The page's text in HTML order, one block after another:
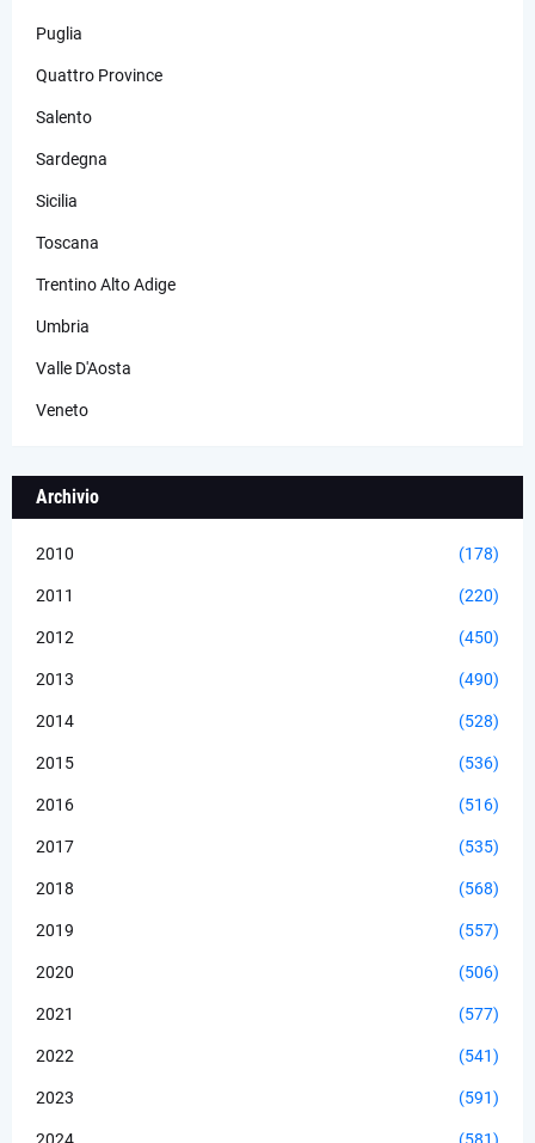
Puglia
Quattro Province
Salento
Sardegna
Sicilia
Toscana
Trentino Alto Adige
Umbria
Valle D'Aosta
Veneto
Archivio
2010 (178)
2011 (220)
2012 (450)
2013 (490)
2014 (528)
2015 (536)
2016 (516)
2017 (535)
2018 (568)
2019 (557)
2020 (506)
2021 (577)
2022 (541)
2023 (591)